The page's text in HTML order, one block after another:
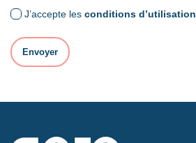
J’accepte les conditions d’utilisation